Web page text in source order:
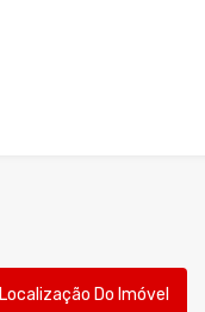
Localização Do Imóvel